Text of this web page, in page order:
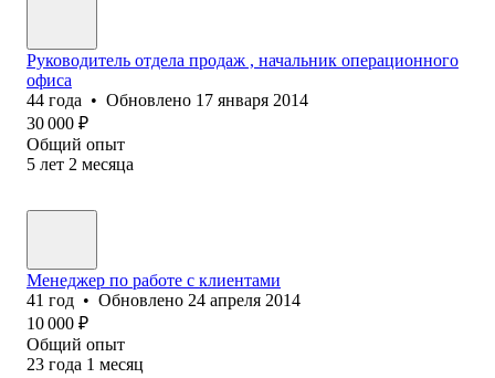
Руководитель отдела продаж , начальник операционного
офиса
44 года • Обновлено 17 января 2014
30 000 ₽
Общий опыт
5 лет 2 месяца
Менеджер по работе с клиентами
41 год • Обновлено 24 апреля 2014
10 000 ₽
Общий опыт
23 года 1 месяц